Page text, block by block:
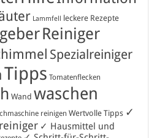
Lammfell leckere Rezepte
Reiniger
Spezialreiniger
Tipps Tomatenflecken
Wand waschen
reinigen Wertvolle Tipps ✓
✓ Hausmittel und